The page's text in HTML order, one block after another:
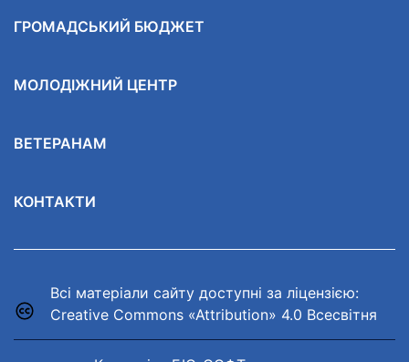
ГРОМАДСЬКИЙ БЮДЖЕТ
МОЛОДІЖНИЙ ЦЕНТР
ВЕТЕРАНАМ
КОНТАКТИ
Всі матеріали сайту доступні за ліцензією:
Creative Commons «Attribution» 4.0 Всесвітня